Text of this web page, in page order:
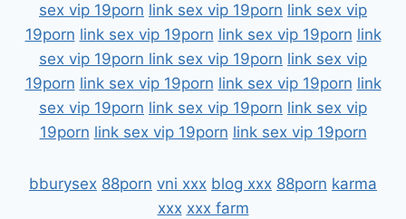
sex vip 19porn link sex vip 19porn link sex vip
19porn link sex vip 19porn link sex vip 19porn link
sex vip 19porn link sex vip 19porn link sex vip
19porn link sex vip 19porn link sex vip 19porn link
sex vip 19porn link sex vip 19porn link sex vip
19porn link sex vip 19porn link sex vip 19porn
bburysex 88porn vni xxx blog xxx 88porn karma
xxx xxx farm